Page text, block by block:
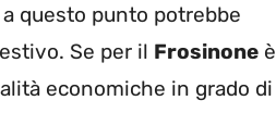
a questo punto potrebbe
estivo. Se per il Frosinone è
economiche in grado di